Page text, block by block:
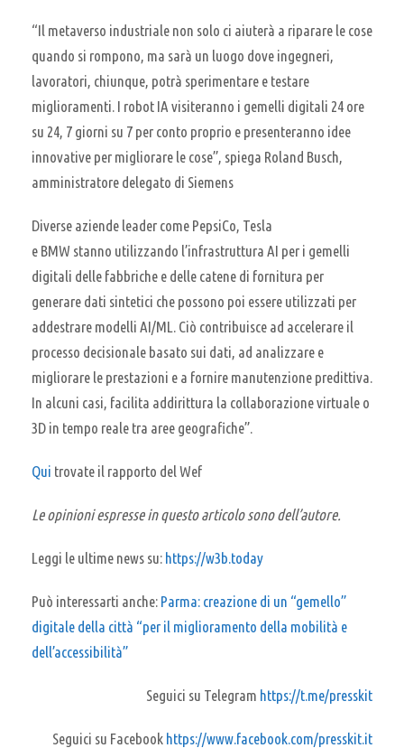
“Il metaverso industriale non solo ci aiuterà a riparare le cose
quando si rompono, ma sarà un luogo dove ingegneri,
lavoratori, chiunque, potrà sperimentare e testare
miglioramenti. I robot IA visiteranno i gemelli digitali 24 ore
su 24, 7 giorni su 7 per conto proprio e presenteranno idee
innovative per migliorare le cose”, spiega Roland Busch,
amministratore delegato di Siemens
Diverse aziende leader come PepsiCo, Tesla
e BMW stanno utilizzando l’infrastruttura AI per i gemelli
digitali delle fabbriche e delle catene di fornitura per
generare dati sintetici che possono poi essere utilizzati per
addestrare modelli AI/ML. Ciò contribuisce ad accelerare il
processo decisionale basato sui dati, ad analizzare e
migliorare le prestazioni e a fornire manutenzione predittiva.
In alcuni casi, facilita addirittura la collaborazione virtuale o
3D in tempo reale tra aree geografiche”.
Qui trovate il rapporto del Wef
Le opinioni espresse in questo articolo sono dell’autore.
Leggi le ultime news su: https://w3b.today
Può interessarti anche: Parma: creazione di un “gemello”
digitale della città “per il miglioramento della mobilità e
dell’accessibilità”
Seguici su Telegram https://t.me/presskit
Seguici su Facebook https://www.facebook.com/presskit.it